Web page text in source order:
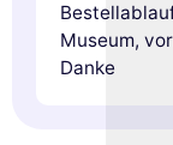
Museum,
Danke